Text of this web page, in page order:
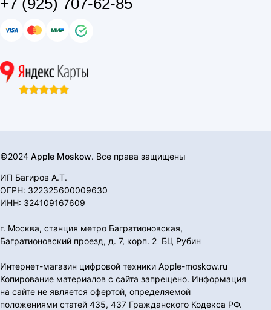
+7 (925) 707-62-85
©2024 Apple Moskow. Все права защищены
ИП Багиров А.Т.
ОГРН: 322325600009630
ИНН: 324109167609
г. Москва, станция метро Багратионовская,
Багратионовский проезд, д. 7, корп. 2 БЦ Рубин
Интернет-магазин цифровой техники Apple-moskow.ru
Копирование материалов с сайта запрещено. Информация
на сайте не является офертой, определяемой
положениями статей 435, 437 Гражданского Кодекса РФ.